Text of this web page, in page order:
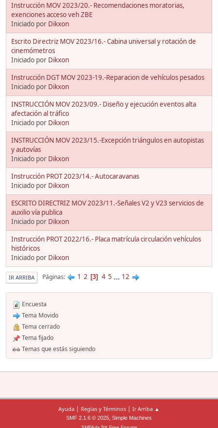
Instrucción MOV 2023/20.- Recomendaciones moratorias,
exenciones acceso veh ZBE
Iniciado por Dikxon
Escrito Directriz MOV 2023/16.- Cabina universal y rotación de
cinemómetros
Iniciado por Dikxon
Instrucción DGT MOV 2023-19.-Reparacion de vehículos pesados
Iniciado por Dikxon
INSTRUCCIÓN MOV 2023/09.- Diseño y ejecución eventos alta
afectación al tráfico
Iniciado por Dikxon
INSTRUCCIÓN MOV 2023/15.-Excepción triángulos en autopistas
y autovías
Iniciado por Dikxon
Instrucción PROT 2023/14.- Autocaravanas
Iniciado por Dikxon
ESCRITO DIRECTRIZ MOV 2023/11.-Señales V2 y V23 servicios de
auxilio vía publica
Iniciado por Dikxon
Instrucción PROT 2022/16.- Placa matrícula circulación vehículos
históricos
Iniciado por Dikxon
IR ARRIBA Páginas 1 2 3 4 5 ... 12
Encuesta
Tema Movido
Tema cerrado
Tema fijado
Temas que estás siguiendo
Ayuda | Reglas y Términos | Ir Arriba ▲
SMF 2.1.6 © 2025, Simple Machines